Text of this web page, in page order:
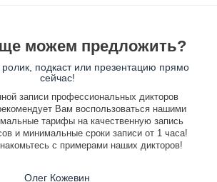
можем предложить?
подкаст или презентацию прямо
сейчас!
записи профессиональных дикторов
Вам воспользоваться нашими
тарифы на качественную запись
и минимальные сроки записи от 1 часа!
с примерами наших дикторов!
Олег Кожевин